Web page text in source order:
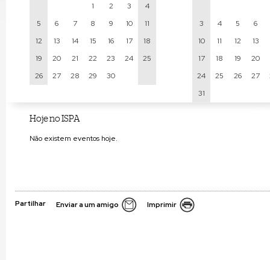
1 2 3
4
5
6 7 8 9 10
11
12
13 14 15 16 17
18
19
20 21 22 23 24
25
26
27 28 29 30
3 4 5
6
10
11 12
13
17
18 19
20
24
25 26 27
31
Hoje no ISPA
Não existem eventos hoje.
Partilhar Enviar a um amigo Imprimir